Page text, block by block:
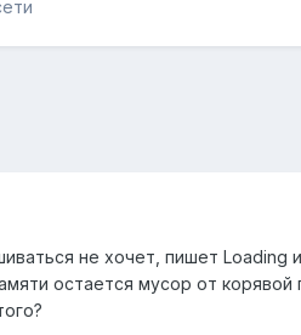
не хочет, пишет Loading
остается мусор от